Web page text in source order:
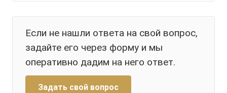
Если не нашли ответа на свой вопрос,
задайте его через форму и мы
оперативно дадим на него ответ.
Задать свой вопрос